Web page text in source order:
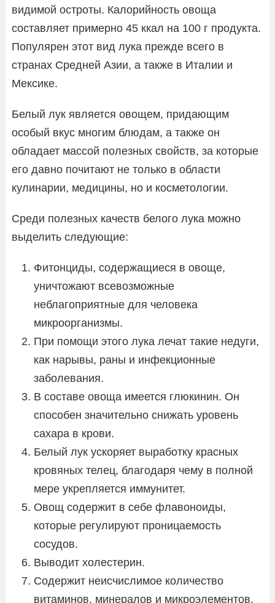
видимой остроты. Калорийность овоща
составляет примерно 45 ккал на 100 г продукта.
Популярен этот вид лука прежде всего в
странах Средней Азии, а также в Италии и
Мексике.
Белый лук является овощем, придающим
особый вкус многим блюдам, а также он
обладает массой полезных свойств, за которые
его давно почитают не только в области
кулинарии, медицины, но и косметологии.
Среди полезных качеств белого лука можно
выделить следующие:
Фитонциды, содержащиеся в овоще,
уничтожают всевозможные
неблагоприятные для человека
микроорганизмы.
При помощи этого лука лечат такие недуги,
как нарывы, раны и инфекционные
заболевания.
В составе овоща имеется глюкинин. Он
способен значительно снижать уровень
сахара в крови.
Белый лук ускоряет выработку красных
кровяных телец, благодаря чему в полной
мере укрепляется иммунитет.
Овощ содержит в себе флавоноиды,
которые регулируют проницаемость
сосудов.
Выводит холестерин.
Содержит неисчислимое количество
витаминов, минералов и микроэлементов.